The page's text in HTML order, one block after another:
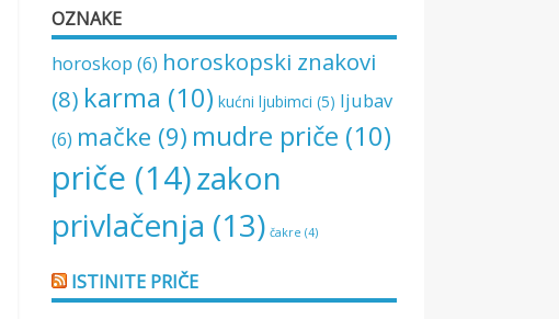
OZNAKE
horoskop (6) horoskopski znakovi
(8) karma (10) kućni ljubimci (5) ljubav
(6) mačke (9) mudre priče (10)
priče (14)zakon
privlačenja (13) čakre (4)
ISTINITE PRIČE